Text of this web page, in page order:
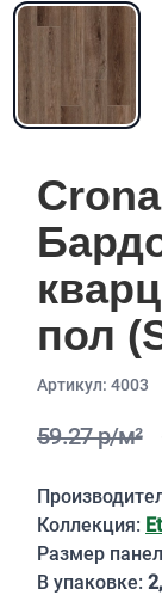
пол
Aртикул: 4003
59.27 р/м²
Описание
Коллекция:
Размер
В упаковке: